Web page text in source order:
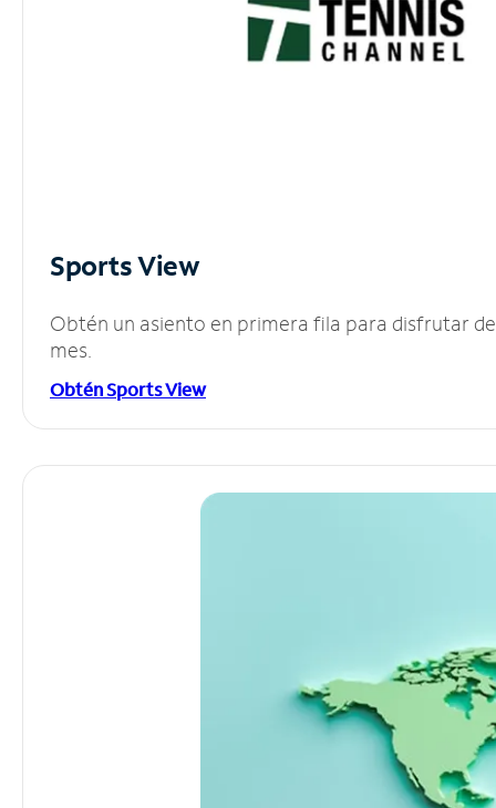
Sports View
Obtén un asiento en primera fila para disfrutar
mes.
Obtén Sports View